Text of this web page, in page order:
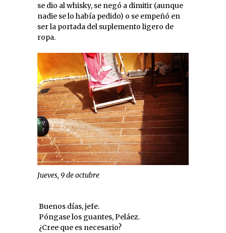
se dio al whisky, se negó a dimitir (aunque
nadie se lo había pedido) o se empeñó en
ser la portada del suplemento ligero de
ropa.
Jueves, 9 de octubre
 Buenos días, jefe.
 Póngase los guantes, Peláez.
 ¿Cree que es necesario?